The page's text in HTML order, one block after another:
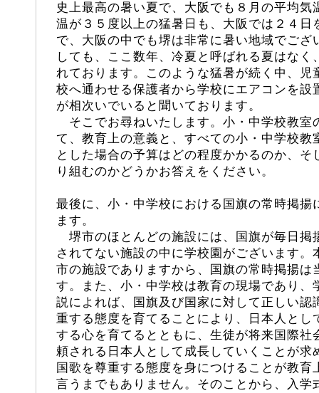
史上最高の暑い夏で、大阪でも８月の平均気
温が３５度以上の猛暑日も、大阪では２４日
で、大阪の中でも堺は非常に暑い地域でござ
しても、ここ数年、冷夏と呼ばれる夏はなく
れております。このような猛暑が続く中、児
校へ通わせる保護者から学校にエアコンを設
が相次いでいると聞いております。
そこでお尋ねいたします。小・中学校教室
て、教育上の意義と、すべての小・中学校教
とした場合の予算はどの程度かかるのか、そ
り組むのかどうかお答えをください。
最後に、小・中学校における国旗の常時掲揚
ます。
堺市のほとんどの施設には、国旗が毎日掲
されてない施設の中に学校園がございます。
市の施設でありますから、国旗の常時掲揚は
す。また、小・中学校は教育の現場であり、
説によれば、国旗及び国家に対して正しい認
重する態度を育てることにより、日本人とし
する心を育てるとともに、生徒が将来国際社
頼される日本人として成長していくことが求
国歌を尊重する態度を身につけることが教育
言うまでもありません。そのことから、入学